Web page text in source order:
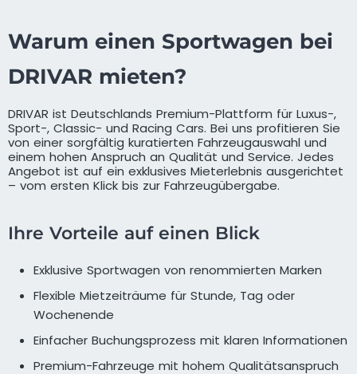
Warum einen Sportwagen bei
DRIVAR mieten?
DRIVAR ist Deutschlands Premium-Plattform für Luxus-,
Sport-, Classic- und Racing Cars. Bei uns profitieren Sie
von einer sorgfältig kuratierten Fahrzeugauswahl und
einem hohen Anspruch an Qualität und Service. Jedes
Angebot ist auf ein exklusives Mieterlebnis ausgerichtet
– vom ersten Klick bis zur Fahrzeugübergabe.
Ihre Vorteile auf einen Blick
Exklusive Sportwagen von renommierten Marken
Flexible Mietzeiträume für Stunde, Tag oder
Wochenende
Einfacher Buchungsprozess mit klaren Informationen
Premium-Fahrzeuge mit hohem Qualitätsanspruch